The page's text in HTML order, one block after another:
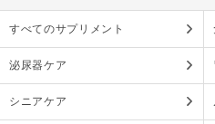
すべてのサプリメント
泌尿器ケア
シニアケア